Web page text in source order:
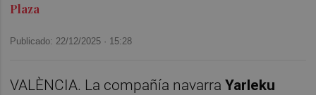
Plaza
Publicado: 22/12/2025 · 15:28
VALÈNCIA. La compañía navarraYarleku